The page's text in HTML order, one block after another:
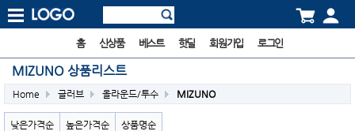
홈 신상품 베스트 핫딜 회원가입 로그인
MIZUNO 상품리스트
Home 글러브 올라운드/투수 MIZUNO
낮은가격순 높은가격순 상품명순